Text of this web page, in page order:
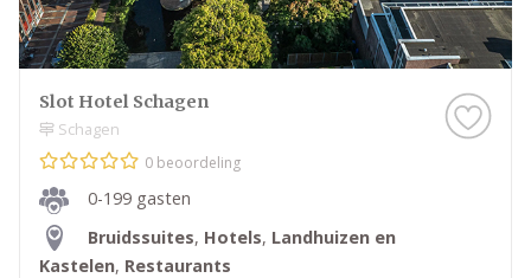
Slot Hotel Schagen
Schagen
0 beoordeling
0-199 gasten
Bruidssuites, Hotels, Landhuizen en
Kastelen, Restaurants